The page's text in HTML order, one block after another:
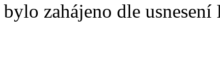
bylo zahájeno dle